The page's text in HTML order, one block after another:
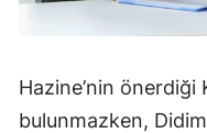
Hazine’nin önerdiği
bulunmazken,